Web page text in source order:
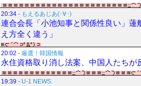
20:34 - もえるあじあ(･∀･)
連合会長「小池知事と関係性良い」蓮
え方全く違う」
20:02 - 厳選！韓国情報
永住資格取り消し法案、中国人たちが
19:39 - U-1 NEWS.